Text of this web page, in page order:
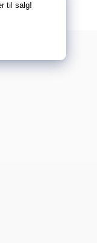
til salg!